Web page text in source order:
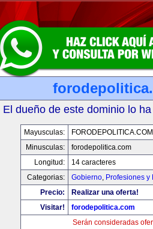
El dueño de este dominio lo
Mayusculas:
FORODEPOLITICA.COM
Minusculas:
forodepolitica.com
Longitud:
14 caracteres
Categorias:
Gobierno, Profesiones y
Precio:
Realizar una oferta!
Visitar!
forodepolitica.com
Serán consideradas